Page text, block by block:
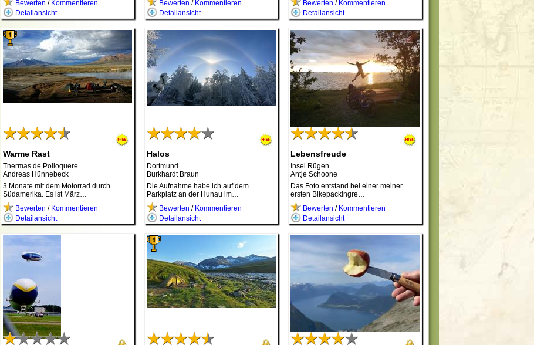
Bewerten / Kommentieren
Detailansicht
Bewerten / Kommentieren
Detailansicht
Bewerten / Kommentieren
Detailansicht
Warme Rast
Thermas de Polloquere
Andreas Hünnebeck
3 Monate mit dem Motorrad durch
Südamerika. Es ist März…
Bewerten / Kommentieren
Detailansicht
Halos
Dortmund
Burkhardt Braun
Die Aufnahme habe ich auf dem
Parkplatz an der Hunau im…
Bewerten / Kommentieren
Detailansicht
Lebensfreude
Insel Rügen
Antje Schoone
Das Foto entstand bei einer meiner
ersten Bikepackingre…
Bewerten / Kommentieren
Detailansicht